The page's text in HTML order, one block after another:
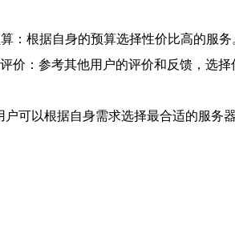
：根据自身的预算选择性价比高的服
：参考其他用户的评价和反馈，选择
可以根据自身需求选择最合适的服务